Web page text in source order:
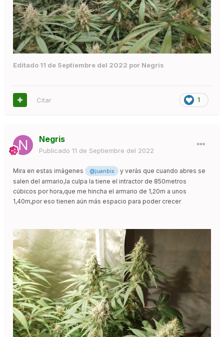
Editado 11 de Septiembre del 2022 por Negris
1
Citar
Negris
Publicado 11 de Septiembre del 2022
Mira en estas imágenes @juanbis
y verás que cuando abres se
salen del armario,la culpa la tiene el intractor de 850metros
cúbicos por hora,que me hincha el armario de 1,20m a unos
1,40m,por eso tienen aún más espacio para poder crecer